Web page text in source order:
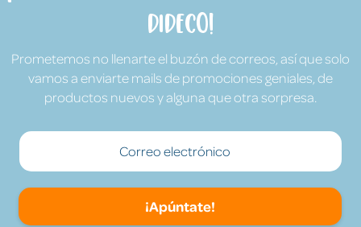
Dideco!
Prometemos no llenarte el buzón de correos, así que solo
vamos a enviarte mails de promociones geniales, de
productos nuevos y alguna que otra sorpresa.
¡Apúntate!